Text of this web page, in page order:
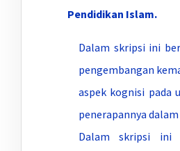
Pendidikan Islam.
Dalam skripsi ini
pengembangan
aspek kognisi pada
penerapannya
Dalam skripsi ini